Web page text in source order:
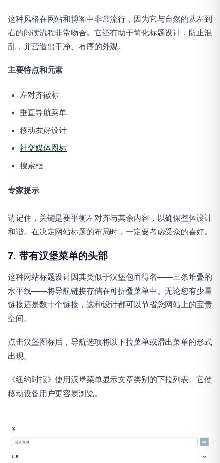
这种风格在网站和博客中非常流行，因为它与自然的从左到
右的阅读流程非常吻合。它还有助于简化标题设计，防止混
乱，并营造出干净、有序的外观。
主要特点和元素
左对齐徽标
垂直导航菜单
移动友好设计
社交媒体图标
搜索框
专家提示
请记住，关键是要平衡左对齐与其余内容，以确保整体设计
和谐。在决定网站标题的布局时，一定要考虑受众的喜好。
7. 带有汉堡菜单的头部
这种网站标题设计因其类似于汉堡包而得名——三条堆叠的
水平线——将导航链接存储在可折叠菜单中。无论您有少量
链接还是数十个链接，这种设计都可以节省您网站上的宝贵
空间。
点击汉堡图标后，导航选项将以下拉菜单或滑出菜单的形式
出现。
《纽约时报》使用汉堡菜单显示文章类别的下拉列表。它使
移动设备用户更容易浏览。